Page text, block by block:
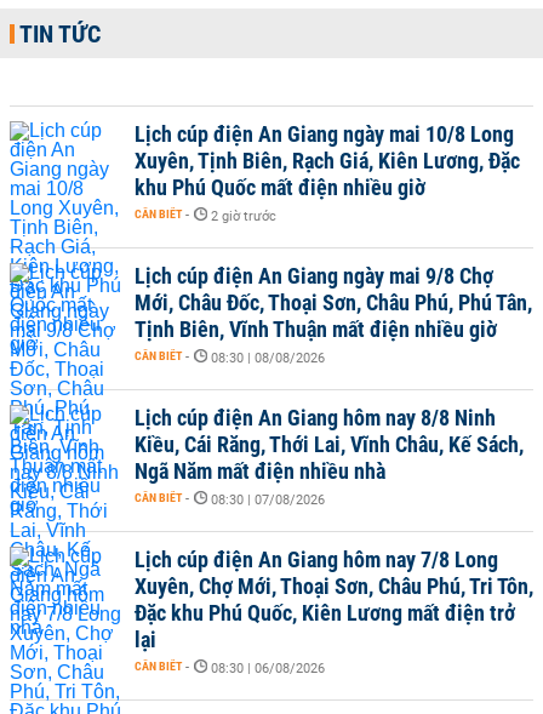
TIN TỨC
Lịch cúp điện An Giang ngày mai 10/8 Long
Xuyên, Tịnh Biên, Rạch Giá, Kiên Lương, Đặc
khu Phú Quốc mất điện nhiều giờ
CẦN BIẾT - 2 giờ trước
Lịch cúp điện An Giang ngày mai 9/8 Chợ
Mới, Châu Đốc, Thoại Sơn, Châu Phú, Phú Tân,
Tịnh Biên, Vĩnh Thuận mất điện nhiều giờ
CẦN BIẾT - 08:30 | 08/08/2026
Lịch cúp điện An Giang hôm nay 8/8 Ninh
Kiều, Cái Răng, Thới Lai, Vĩnh Châu, Kế Sách,
Ngã Năm mất điện nhiều nhà
CẦN BIẾT - 08:30 | 07/08/2026
Lịch cúp điện An Giang hôm nay 7/8 Long
Xuyên, Chợ Mới, Thoại Sơn, Châu Phú, Tri Tôn,
Đặc khu Phú Quốc, Kiên Lương mất điện trở
lại
CẦN BIẾT - 08:30 | 06/08/2026